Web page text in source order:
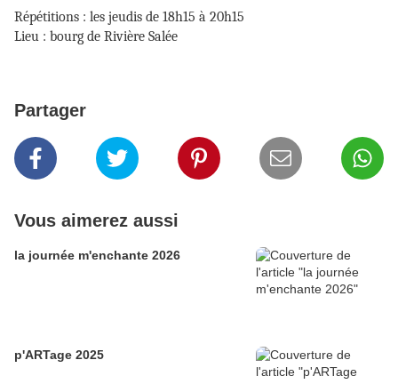
Répétitions : les jeudis de 18h15 à 20h15
Lieu : bourg de Rivière Salée
Partager
Vous aimerez aussi
la journée m'enchante 2026
p'ARTage 2025